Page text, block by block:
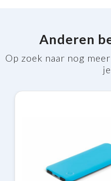
Anderen
Op zoek naar nog